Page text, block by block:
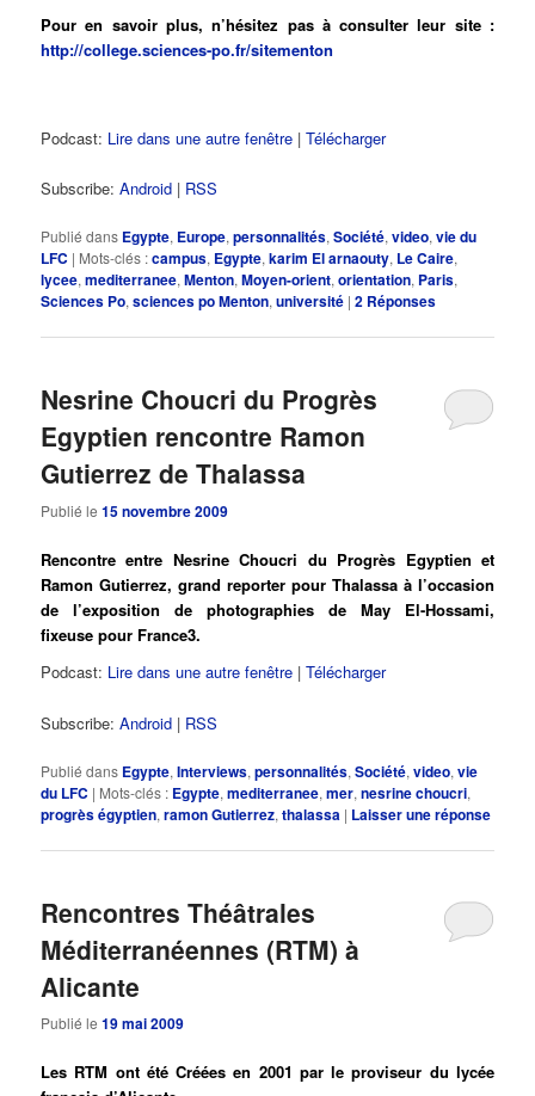
Pour en savoir plus, n’hésitez pas à consulter leur site :
http://college.sciences-po.fr/sitementon
Podcast: Lire dans une autre fenêtre |Télécharger
Subscribe:Android | RSS
Publié dans Egypte, Europe,personnalités,Société,video,vie du
LFC | Mots-clés :campus, Egypte,karim El arnaouty, Le Caire,
lycee,mediterranee,Menton,Moyen-orient,orientation, Paris,
Sciences Po,sciences po Menton,université |2 Réponses
Nesrine Choucri du Progrès
Egyptien rencontre Ramon
Gutierrez de Thalassa
Publié le15 novembre 2009
Rencontre entre Nesrine Choucri du Progrès Egyptien et
Ramon Gutierrez, grand reporter pour Thalassa à l’occasion
de l’exposition de photographies de May El-Hossami,
fixeuse pour France3.
Podcast: Lire dans une autre fenêtre |Télécharger
Subscribe:Android | RSS
Publié dans Egypte,Interviews,personnalités,Société,video,vie
du LFC | Mots-clés : Egypte,mediterranee,mer,nesrine choucri,
progrès égyptien,ramon Gutierrez,thalassa | Laisser une réponse
Rencontres Théâtrales
Méditerranéennes (RTM) à
Alicante
Publié le19 mai 2009
Les RTM ont été Créées en 2001 par le proviseur du lycée